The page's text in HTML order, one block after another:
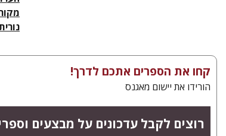
קחו את הספרים אתכם לדרך!
הורידו את יישום מאגנס
רוצים לקבל עדכונים על מבצעים